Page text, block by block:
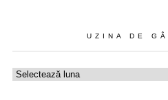
UZINA DE
Uzina